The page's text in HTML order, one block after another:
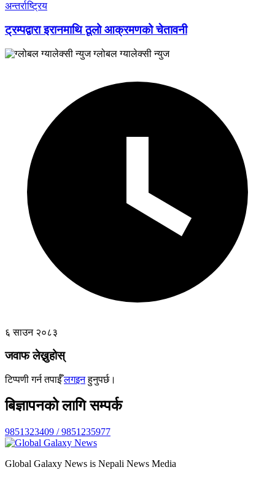
अन्तर्राष्ट्रिय
ट्रम्पद्वारा इरानमाथि ठूलो आक्रमणको चेतावनी
ग्लोबल ग्यालेक्सी न्युज
६ साउन २०८३
जवाफ लेख्नुहोस्
टिप्पणी गर्न तपाईँलगइनहुनुपर्छ।
बिज्ञापनको लागि सम्पर्क
9851323409 / 9851235977
Global Galaxy News is Nepali News Media